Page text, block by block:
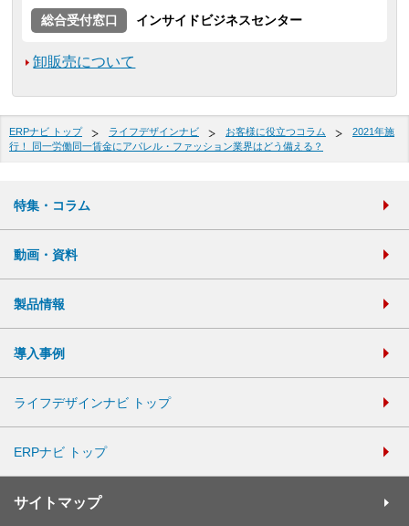
総合受付窓口
インサイドビジネスセンター
卸販売について
ERPナビ トップ ライフデザインナビ お客様に役立つコラム
2021年施
行！ 同一労働同一賃金にアパレル・ファッション業界はどう備える？
特集・コラム
動画・資料
製品情報
導入事例
ライフデザインナビ トップ
ERPナビ トップ
サイトマップ